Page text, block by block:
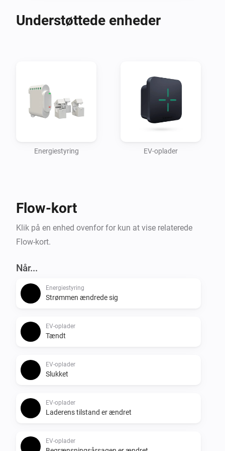
Understøttede enheder
Energiestyring EV-oplader
Flow-kort
Klik på en enhed ovenfor for kun at vise relaterede
Flow-kort.
Når...
Energiestyring
Strømmen ændrede sig
EV-oplader
Tændt
EV-oplader
Slukket
EV-oplader
Laderens tilstand er ændret
EV-oplader